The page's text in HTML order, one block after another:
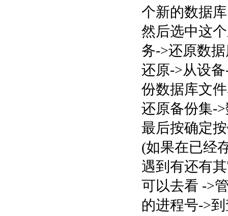
个新的数据
然后选中这
务->还原数
还原->从设
份数据库文
还原备份集-
最后按确定
(如果在已经
遇到有还有
可以去看 ->
的进程号->